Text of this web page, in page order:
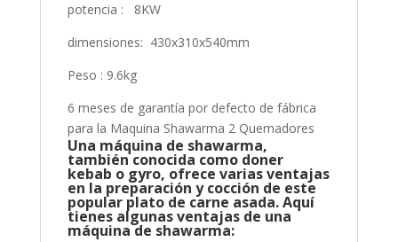
potencia : 8KW
dimensiones: 430x310x540mm
Peso : 9.6kg
6 meses de garantía por defecto de fábrica
para la Maquina Shawarma 2 Quemadores
Una máquina de shawarma,
también conocida como doner
kebab o gyro, ofrece varias ventajas
en la preparación y cocción de este
popular plato de carne asada. Aquí
tienes algunas ventajas de una
máquina de shawarma: